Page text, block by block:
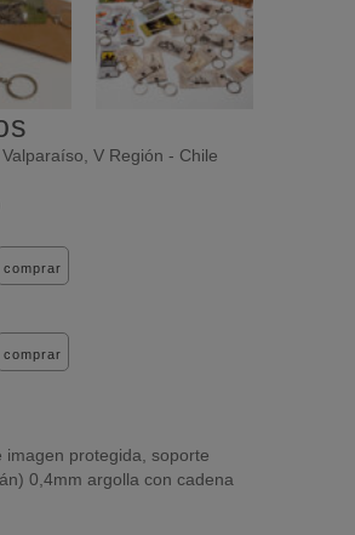
V Región - Chile
comprar
comprar
imagen protegida, soporte
0,4mm argolla con cadena